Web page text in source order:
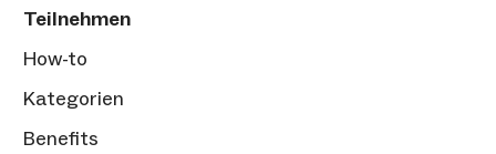
Teilnehmen
How-to
Kategorien
Benefits